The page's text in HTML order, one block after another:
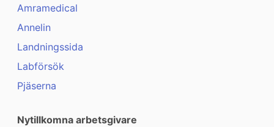
Amramedical
Annelin
Landningssida
Labförsök
Pjäserna
Nytillkomna arbetsgivare